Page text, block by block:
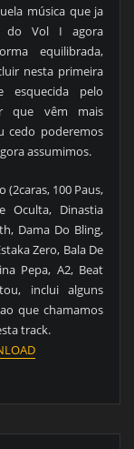
música que ja
do Vol I agora
equilibrada,
nesta primeira
esquecida pelo
que vêm mais
cedo poderemos
assumimos.
100 Paus,
Oculta, Dinastia
Dama Do Bling,
Zero, Bala De
Pepa, A2, Beat
inclui alguns
que chamamos
track.